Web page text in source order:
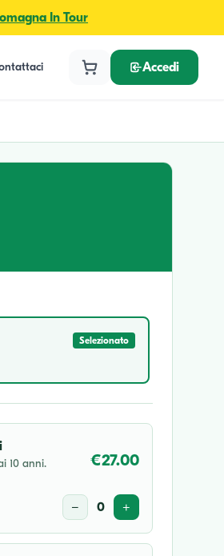
In Tour
Accedi
Selezionato
10 anni. €27.00
− 0 +